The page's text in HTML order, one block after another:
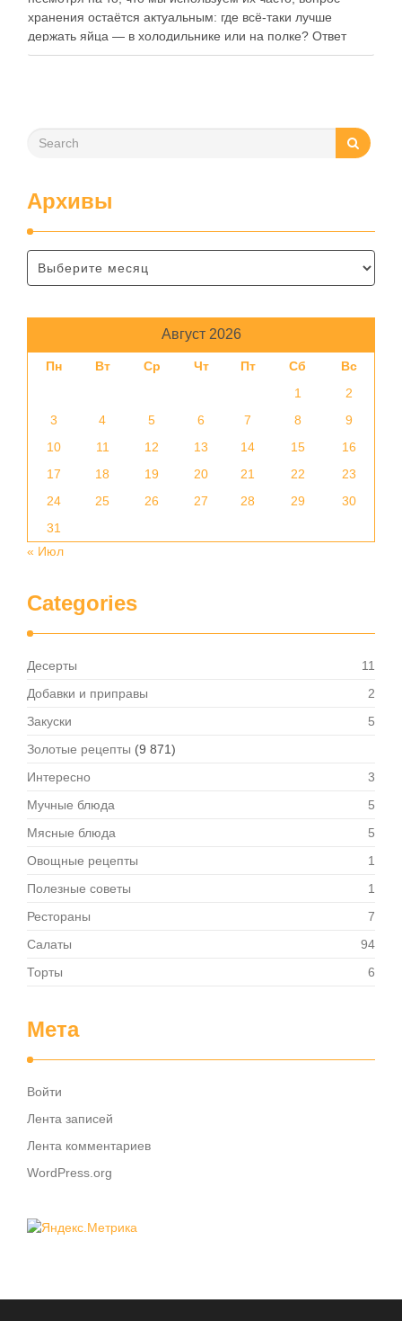
хранения остаётся актуальным: где всё-таки лучше
держать яйца — в холодильнике или на полке? Ответ
зависит от нескольких факторов, включая температуру
Архивы
Август 2026
Пн Вт Ср Чт Пт Сб
Вс
1
2
3
4 5 6 7 8
9
10
11 12 13 14 15
16
17
18 19 20 21 22
23
24
25 26 27 28 29
30
31
« Июл
Categories
Десерты
11
Добавки и приправы
2
Закуски
5
Золотые рецепты (9 871)
Интересно
3
Мучные блюда
5
Мясные блюда
5
Овощные рецепты
1
Полезные советы
1
Рестораны
7
Салаты
94
Торты
6
Мета
Войти
Лента записей
Лента комментариев
WordPress.org